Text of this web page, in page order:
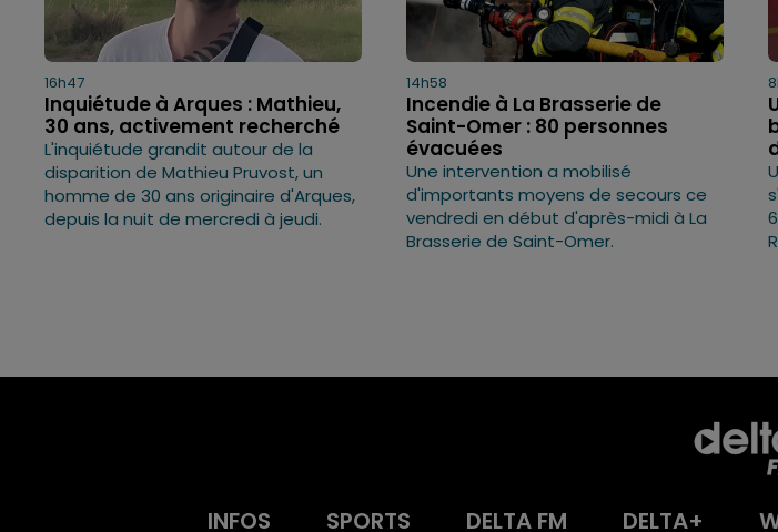
16h47
Inquiétude à Arques : Mathieu,
30 ans, activement recherché
L'inquiétude grandit autour de la
disparition de Mathieu Pruvost, un
homme de 30 ans originaire d'Arques,
depuis la nuit de mercredi à jeudi.
14h58
Incendie à La Brasserie de
Saint-Omer : 80 personnes
évacuées
Une intervention a mobilisé
d'importants moyens de secours ce
vendredi en début d'après-midi à La
Brasserie de Saint-Omer.
INFOS SPORTS DELTA FM DELTA+